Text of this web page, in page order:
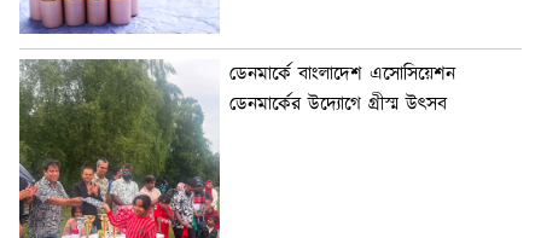
ডেনমার্কে বাংলাদেশ এসোসিয়েশন
ডেনমার্কের উদ্যোগে গ্রীস্ম উৎসব